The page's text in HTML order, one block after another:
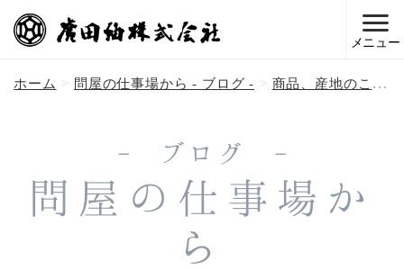
メニュー
ホーム 問屋の仕事場から - ブログ - 商品、産地のこと
- ブログ -
問屋の仕事場か
ら